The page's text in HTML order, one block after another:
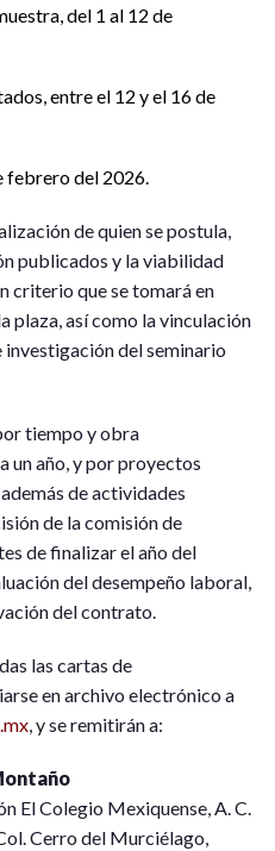
del 1 al 12 de
entre el 12 y el 16 de
febrero del 2026.
de quien se postula,
publicados y la viabilidad
criterio que se tomará en
plaza, así como la vinculación
del seminario
tiempo y obra
un año, y por proyectos
de actividades
de la comisión de
de finalizar el año del
del desempeño laboral,
del contrato.
las cartas de
en archivo electrónico a
, y se remitirán a:
El Colegio Mexiquense, A. C.
Cerro del Murciélago,